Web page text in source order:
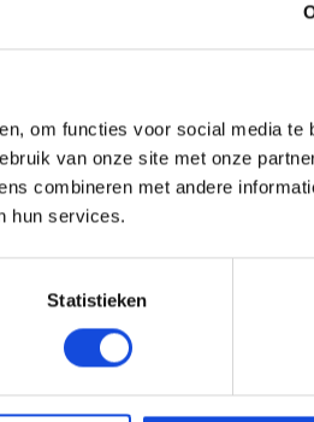
om functies voor social media te
van onze site met onze
combineren met andere
hun services.
Statistieken